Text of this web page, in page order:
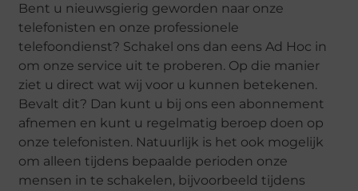
Bent u nieuwsgierig geworden naar onze
telefonisten en onze professionele
telefoondienst? Schakel ons dan eens Ad Hoc in
om onze service uit te proberen. Op die manier
ziet u direct wat wij voor u kunnen betekenen.
Bevalt dit? Dan kunt u bij ons een abonnement
afnemen en kunt u regelmatig beroep doen op
onze telefonisten. Natuurlijk is het ook mogelijk
om alleen tijdens bepaalde perioden onze
mensen in te schakelen, bijvoorbeeld tijdens